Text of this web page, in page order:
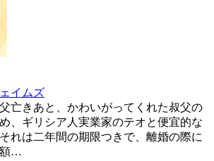
イムズ
亡きあと、かわいがってくれた叔父の
、ギリシア人実業家のテオと便宜的な
れは二年間の期限つきで、離婚の際に
額…